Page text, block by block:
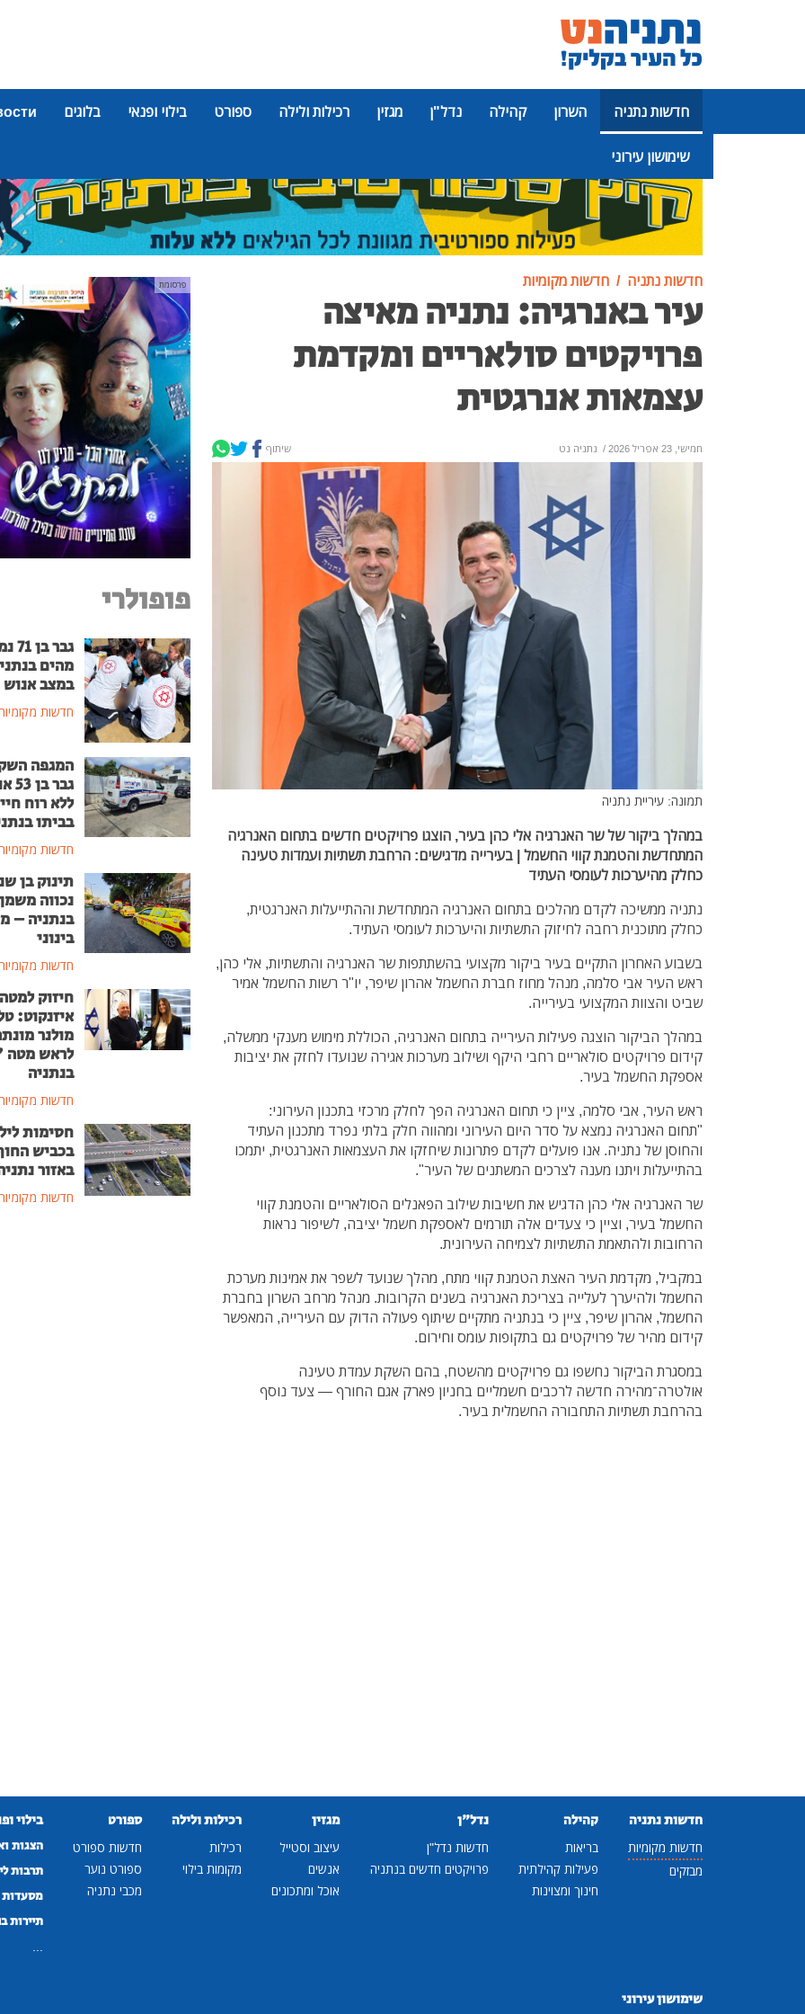
חדשות נתניה השרון קהילה נדל"ן מגזין רכילות ולילה ספורט בילוי ופנאי בלוגים
שימושון עירוני
פרסומת
חדשות נתניה חדשות מקומיות
עיר באנרגיה: נתניה מאיצה
פרויקטים סולאריים ומקדמת
עצמאות אנרגטית
חמישי, 23 אפריל 2026 / נתניה נט שיתוף
תמונה: עיריית נתניה
במהלך ביקור של שר האנרגיה אלי כהן בעיר, הוצגו פרויקטים חדשים בתחום האנרגיה
המתחדשת והטמנת קווי החשמל | בעירייה מדגישים: הרחבת תשתיות ועמדות טעינה
כחלק מהיערכות לעומסי העתיד
נתניה ממשיכה לקדם מהלכים בתחום האנרגיה המתחדשת וההתייעלות האנרגטית,
כחלק מתוכנית רחבה לחיזוק התשתיות והיערכות לעומסי העתיד.
בשבוע האחרון התקיים בעיר ביקור מקצועי בהשתתפות שר האנרגיה והתשתיות, אלי כהן,
ראש העיר אבי סלמה, מנהל מחוז חברת החשמל אהרון שיפר, יו"ר רשות החשמל אמיר
שביט והצוות המקצועי בעירייה.
במהלך הביקור הוצגה פעילות העירייה בתחום האנרגיה, הכוללת מימוש מענקי ממשלה,
קידום פרויקטים סולאריים רחבי היקף ושילוב מערכות אגירה שנועדו לחזק את יציבות
אספקת החשמל בעיר.
ראש העיר, אבי סלמה, ציין כי תחום האנרגיה הפך לחלק מרכזי בתכנון העירוני:
"תחום האנרגיה נמצא על סדר היום העירוני ומהווה חלק בלתי נפרד מתכנון העתיד
והחוסן של נתניה. אנו פועלים לקדם פתרונות שיחזקו את העצמאות האנרגטית, יתמכו
בהתייעלות ויתנו מענה לצרכים המשתנים של העיר".
שר האנרגיה אלי כהן הדגיש את חשיבות שילוב הפאנלים הסולאריים והטמנת קווי
החשמל בעיר, וציין כי צעדים אלה תורמים לאספקת חשמל יציבה, לשיפור נראות
הרחובות ולהתאמת התשתיות לצמיחה העירונית.
במקביל, מקדמת העיר האצת הטמנת קווי מתח, מהלך שנועד לשפר את אמינות מערכת
החשמל ולהיערך לעלייה בצריכת האנרגיה בשנים הקרובות. מנהל מרחב השרון בחברת
החשמל, אהרון שיפר, ציין כי בנתניה מתקיים שיתוף פעולה הדוק עם העירייה, המאפשר
קידום מהיר של פרויקטים גם בתקופות עומס וחירום.
במסגרת הביקור נחשפו גם פרויקטים מהשטח, בהם השקת עמדת טעינה
אולטרה־מהירה חדשה לרכבים חשמליים בחניון פארק אגם החורף — צעד נוסף
בהרחבת תשתיות התחבורה החשמלית בעיר.
פרסומת
פופולרי
גבר
מהים
במצב אנוש
חדשות
המגפה
גבר
ללא רוח
בביתו
חדשות
תינוק בן
נכווה
בנתניה –
בינוני
חדשות
חיזוק למטה
איזנקוט:
מולנר
לראש
בנתניה
חדשות
חסימות
בכביש
באזור
חדשות
חדשות נתניה
חדשות מקומיות
מבזקים
קהילה
בריאות
פעילות קהילתית
חינוך ומצוינות
נדל"ן
חדשות נדל"ן
פרויקטים חדשים בנתניה
מגזין
עיצוב וסטייל
אנשים
אוכל ומתכונים
רכילות ולילה
רכילות
מקומות בילוי
ספורט
חדשות ספורט
ספורט נוער
מכבי נתניה
בילוי
הצגות
תרבות
מסעדות
תיירות
שימושון עירוני